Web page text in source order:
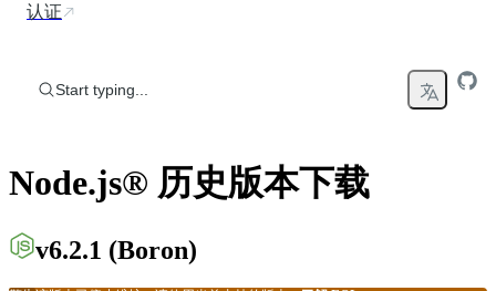
认证
Start typing...
Node.js® 历史版本下载
v6.2.1 (Boron)